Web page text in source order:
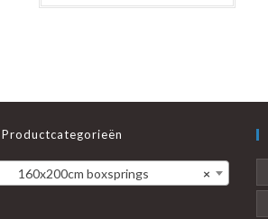
Productcategorieën
×
160x200cm boxsprings